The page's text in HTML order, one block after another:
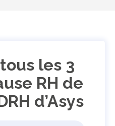
les 3
RH de
d’Asys